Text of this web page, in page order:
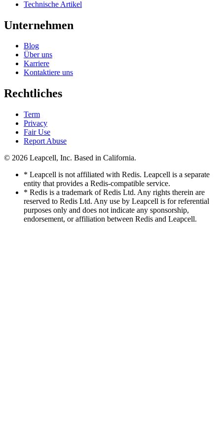
Technische Artikel
Unternehmen
Blog
Über uns
Karriere
Kontaktiere uns
Rechtliches
Term
Privacy
Fair Use
Report Abuse
© 2026 Leapcell, Inc. Based in California.
* Leapcell is not affiliated with Redis. Leapcell is a separate
entity that provides a Redis-compatible service.
* Redis is a trademark of Redis Ltd. Any rights therein are
reserved to Redis Ltd. Any use by Leapcell is for referential
purposes only and does not indicate any sponsorship,
endorsement, or affiliation between Redis and Leapcell.